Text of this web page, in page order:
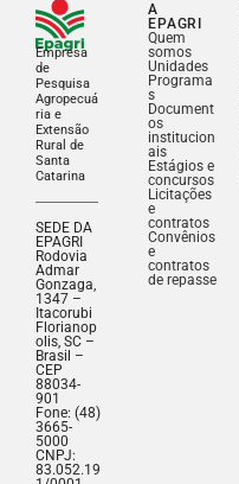
Empresa
de
Pesquisa
Agropecuá
ria e
Extensão
Rural de
Santa
Catarina
SEDE DA
EPAGRI
Rodovia
Admar
Gonzaga,
1347 –
Itacorubi
Florianop
olis, SC –
Brasil –
CEP
88034-
901
Fone: (48)
3665-
5000
CNPJ:
83.052.19
A
EPAGRI
Quem
somos
Unidades
Programa
s
Document
os
institucion
ais
Estágios e
concursos
Licitações
e
contratos
Convênios
e
contratos
de repasse